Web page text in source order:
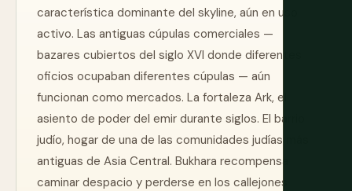
característica dominante del skyline, aún en uso
activo. Las antiguas cúpulas comerciales —
bazares cubiertos del siglo XVI donde diferentes
oficios ocupaban diferentes cúpulas — aún
funcionan como mercados. La fortaleza Ark, el
asiento de poder del emir durante siglos. El barrio
judío, hogar de una de las comunidades judías más
antiguas de Asia Central. Bukhara recompensa
caminar despacio y perderse en los callejones